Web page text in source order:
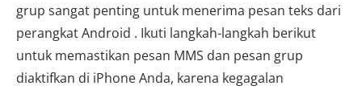
grup sangat penting untuk menerima pesan teks dari
perangkat Android . Ikuti langkah-langkah berikut
untuk memastikan pesan MMS dan pesan grup
diaktifkan di iPhone Anda, karena kegagalan